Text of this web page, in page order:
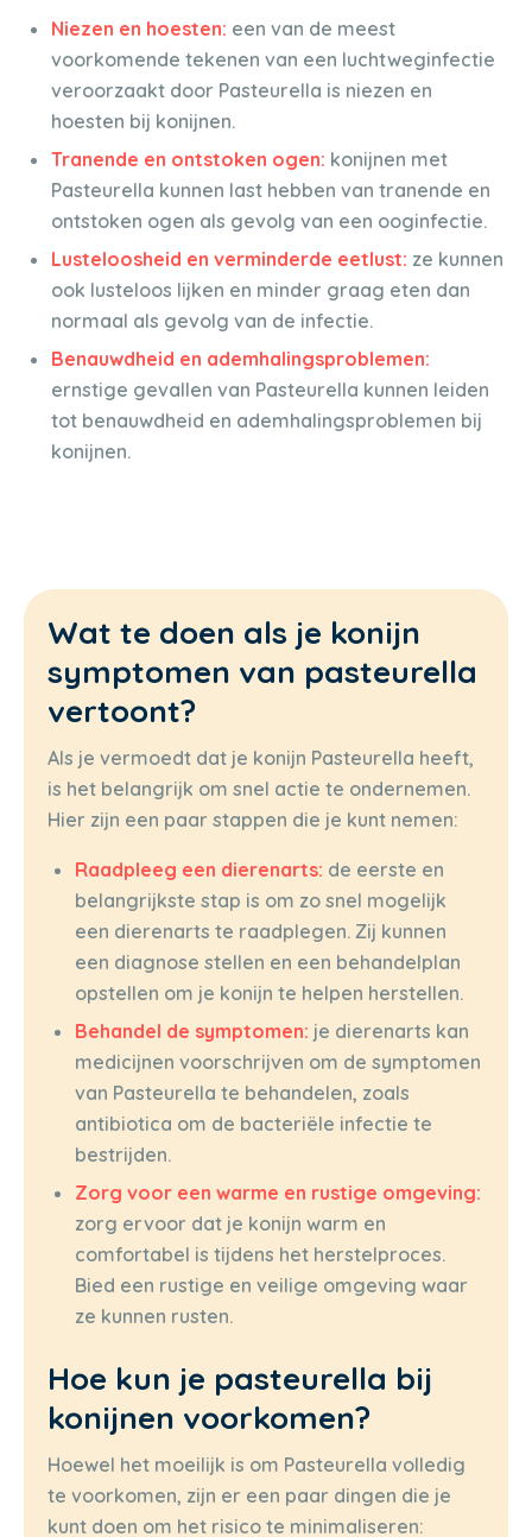
Niezen en hoesten: een van de meest
voorkomende tekenen van een luchtweginfectie
veroorzaakt door Pasteurella is niezen en
hoesten bij konijnen.
Tranende en ontstoken ogen: konijnen met
Pasteurella kunnen last hebben van tranende en
ontstoken ogen als gevolg van een ooginfectie.
Lusteloosheid en verminderde eetlust: ze kunnen
ook lusteloos lijken en minder graag eten dan
normaal als gevolg van de infectie.
Benauwdheid en ademhalingsproblemen:
ernstige gevallen van Pasteurella kunnen leiden
tot benauwdheid en ademhalingsproblemen bij
konijnen.
Wat te doen als je konijn
symptomen van pasteurella
vertoont?
Als je vermoedt dat je konijn Pasteurella heeft,
is het belangrijk om snel actie te ondernemen.
Hier zijn een paar stappen die je kunt nemen:
Raadpleeg een dierenarts: de eerste en
belangrijkste stap is om zo snel mogelijk
een dierenarts te raadplegen. Zij kunnen
een diagnose stellen en een behandelplan
opstellen om je konijn te helpen herstellen.
Behandel de symptomen: je dierenarts kan
medicijnen voorschrijven om de symptomen
van Pasteurella te behandelen, zoals
antibiotica om de bacteriële infectie te
bestrijden.
Zorg voor een warme en rustige omgeving:
zorg ervoor dat je konijn warm en
comfortabel is tijdens het herstelproces.
Bied een rustige en veilige omgeving waar
ze kunnen rusten.
Hoe kun je pasteurella bij
konijnen voorkomen?
Hoewel het moeilijk is om Pasteurella volledig
te voorkomen, zijn er een paar dingen die je
kunt doen om het risico te minimaliseren: